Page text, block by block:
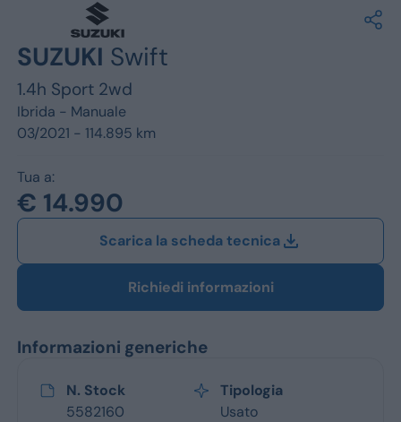
SUZUKI Swift
1.4h Sport 2wd
Ibrida - Manuale
03/2021 - 114.895 km
Tua a:
€ 14.990
Scarica la scheda tecnica
Richiedi informazioni
Informazioni generiche
N. Stock
5582160
Tipologia
Usato